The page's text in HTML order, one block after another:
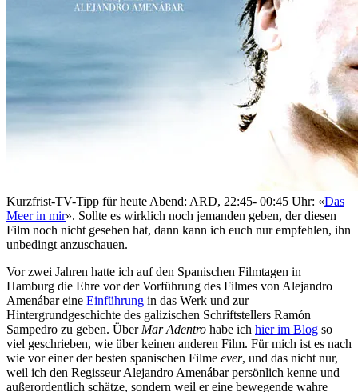
Kurzfrist-TV-Tipp für heute Abend: ARD, 22:45- 00:45 Uhr: «Das
Meer in mir». Sollte es wirklich noch jemanden geben, der diesen
Film noch nicht gesehen hat, dann kann ich euch nur empfehlen, ihn
unbedingt anzuschauen.
Vor zwei Jahren hatte ich auf den Spanischen Filmtagen in
Hamburg die Ehre vor der Vorführung des Filmes von Alejandro
Amenábar eine Einführung in das Werk und zur
Hintergrundgeschichte des galizischen Schriftstellers Ramón
Sampedro zu geben. Über Mar Adentro habe ich hier im Blog so
viel geschrieben, wie über keinen anderen Film. Für mich ist es nach
wie vor einer der besten spanischen Filme ever, und das nicht nur,
weil ich den Regisseur Alejandro Amenábar persönlich kenne und
außerordentlich schätze, sondern weil er eine bewegende wahre